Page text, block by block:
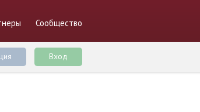
Сообщество
Вход